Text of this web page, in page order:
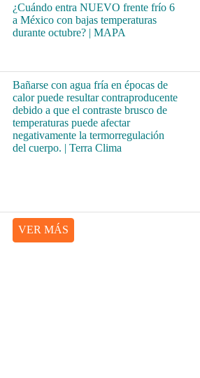
¿Cuándo entra NUEVO frente frío 6
a México con bajas temperaturas
durante octubre? | MAPA
Bañarse con agua fría en épocas de
calor puede resultar contraproducente
debido a que el contraste brusco de
temperaturas puede afectar
negativamente la termorregulación
del cuerpo. | Terra Clima
VER MÁS